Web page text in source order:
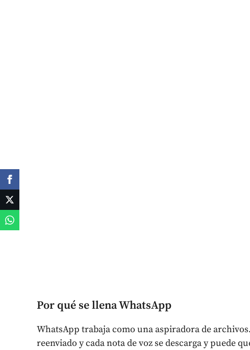
Por qué se llena WhatsApp
WhatsApp trabaja como una aspiradora de
reenviado y cada nota de voz se descarga y puede